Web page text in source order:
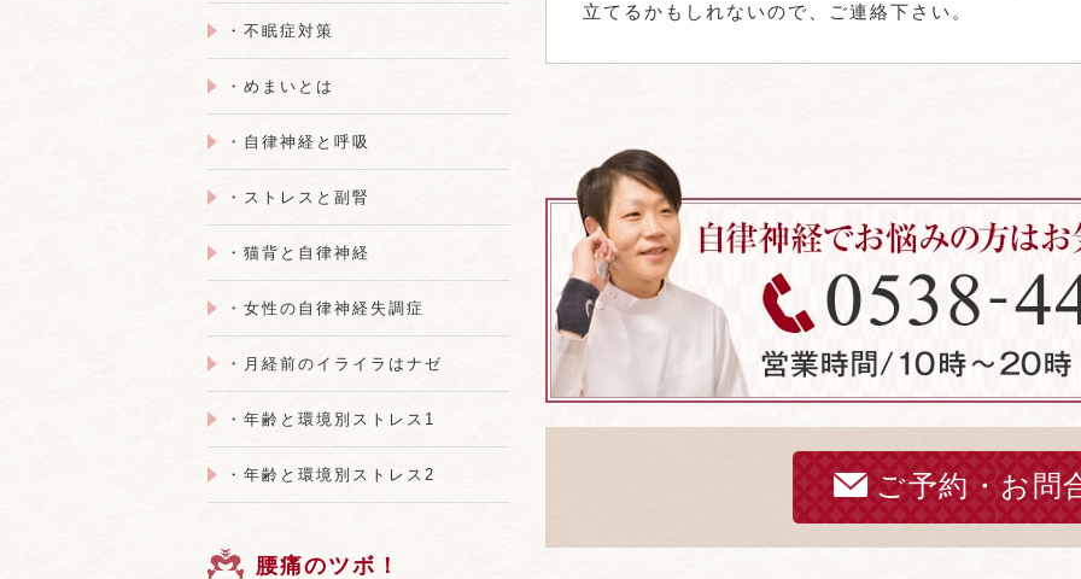
立てるかもしれないので、ご連絡下さい。
ご予約・お問
・不眠症対策
・めまいとは
・自律神経と呼吸
・ストレスと副腎
・猫背と自律神経
・女性の自律神経失調症
・月経前のイライラはナゼ
・年齢と環境別ストレス1
・年齢と環境別ストレス2
腰痛のツボ！